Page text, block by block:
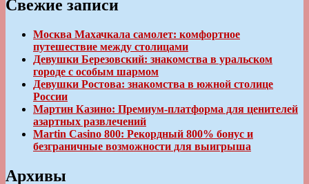
Свежие записи
Москва Махачкала самолет: комфортное
путешествие между столицами
Девушки Березовский: знакомства в уральском
городе с особым шармом
Девушки Ростова: знакомства в южной столице
России
Мартин Казино: Премиум-платформа для ценителей
азартных развлечений
Martin Casino 800: Рекордный 800% бонус и
безграничные возможности для выигрыша
Архивы